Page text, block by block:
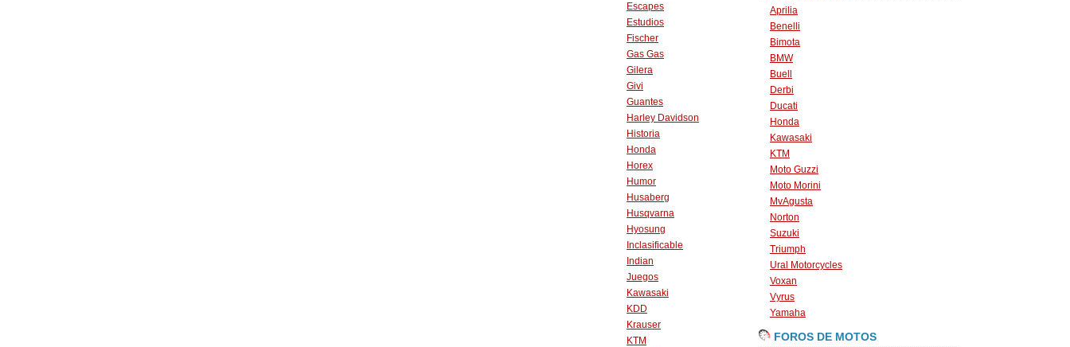
Escapes
Estudios
Fischer
Gas Gas
Gilera
Givi
Guantes
Harley Davidson
Historia
Honda
Horex
Humor
Husaberg
Husqvarna
Hyosung
Inclasificable
Indian
Juegos
Kawasaki
KDD
Krauser
KTM
Aprilia
Benelli
Bimota
BMW
Buell
Derbi
Ducati
Honda
Kawasaki
KTM
Moto Guzzi
Moto Morini
MvAgusta
Norton
Suzuki
Triumph
Ural Motorcycles
Voxan
Vyrus
Yamaha
FOROS DE MOTOS